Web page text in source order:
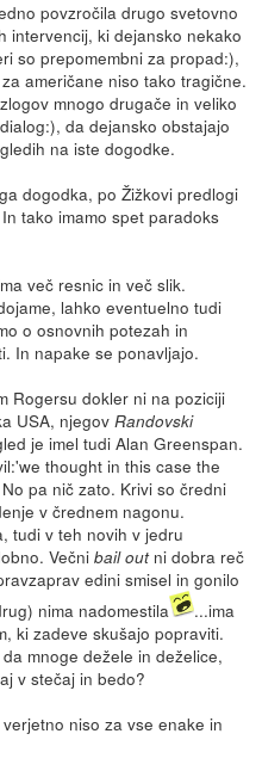
povzročila drugo svetovno
intervencij, ki dejansko nekako
so prepomembni za propad:),
američane niso tako tragične.
mnogo drugače in veliko
da dejansko obstajajo
na iste dogodke.
dogodka, po Žižkovi predlogi
tako imamo spet paradoks
več resnic in več slik.
lahko eventuelno tudi
o osnovnih potezah in
In napake se ponavljajo.
Rogersu dokler ni na poziciji
USA, njegov Randovski
je imel tudi Alan Greenspan.
thought in this case the
pa nič zato. Krivi so čredni
v črednem nagonu.
tudi v teh novih v jedru
Večnibail outni dobra reč
edini smisel in gonilo
nima nadomestila
...ima
ki zadeve skušajo popraviti.
mnoge dežele in deželice,
v stečaj in bedo?
niso za vse enake in